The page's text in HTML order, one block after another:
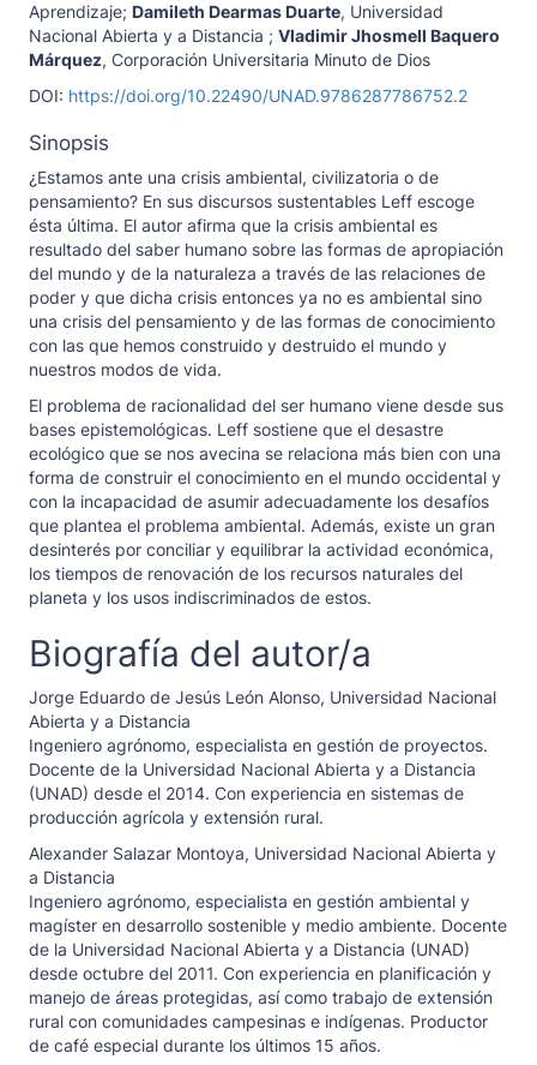
Aprendizaje; Damileth Dearmas Duarte, Universidad
Nacional Abierta y a Distancia ; Vladimir Jhosmell Baquero
Márquez, Corporación Universitaria Minuto de Dios
DOI: https://doi.org/10.22490/UNAD.9786287786752.2
Sinopsis
¿Estamos ante una crisis ambiental, civilizatoria o de
pensamiento? En sus discursos sustentables Leff escoge
ésta última. El autor afirma que la crisis ambiental es
resultado del saber humano sobre las formas de apropiación
del mundo y de la naturaleza a través de las relaciones de
poder y que dicha crisis entonces ya no es ambiental sino
una crisis del pensamiento y de las formas de conocimiento
con las que hemos construido y destruido el mundo y
nuestros modos de vida.
El problema de racionalidad del ser humano viene desde sus
bases epistemológicas. Leff sostiene que el desastre
ecológico que se nos avecina se relaciona más bien con una
forma de construir el conocimiento en el mundo occidental y
con la incapacidad de asumir adecuadamente los desafíos
que plantea el problema ambiental. Además, existe un gran
desinterés por conciliar y equilibrar la actividad económica,
los tiempos de renovación de los recursos naturales del
planeta y los usos indiscriminados de estos.
Biografía del autor/a
Jorge Eduardo de Jesús León Alonso, Universidad Nacional
Abierta y a Distancia
Ingeniero agrónomo, especialista en gestión de proyectos.
Docente de la Universidad Nacional Abierta y a Distancia
(UNAD) desde el 2014. Con experiencia en sistemas de
producción agrícola y extensión rural.
Alexander Salazar Montoya, Universidad Nacional Abierta y
a Distancia
Ingeniero agrónomo, especialista en gestión ambiental y
magíster en desarrollo sostenible y medio ambiente. Docente
de la Universidad Nacional Abierta y a Distancia (UNAD)
desde octubre del 2011. Con experiencia en planificación y
manejo de áreas protegidas, así como trabajo de extensión
rural con comunidades campesinas e indígenas. Productor
de café especial durante los últimos 15 años.